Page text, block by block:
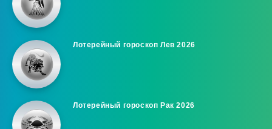
Лотерейный гороскоп Лев 2026
Лотерейный гороскоп Рак 2026